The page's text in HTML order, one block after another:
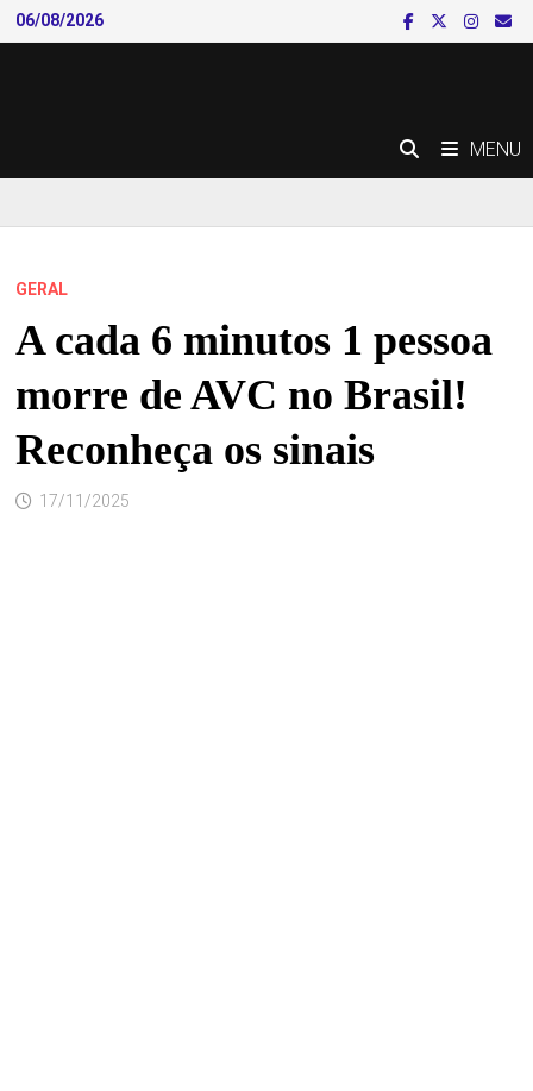
Skip
to
06/08/2026
MENU
GERAL
A cada 6 minutos 1 pessoa
morre de AVC no Brasil!
Reconheça os sinais
17/11/2025